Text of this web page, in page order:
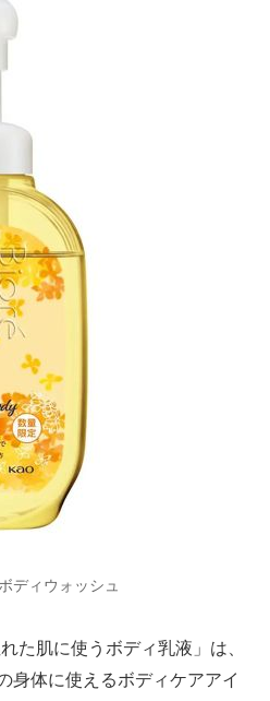
ディウォッシュ
た肌に使うボディ乳液」は、
身体に使えるボディケアアイ